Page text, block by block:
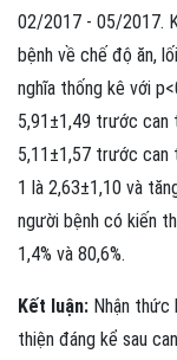
02/2017 - 05/2017.
bệnh về chế độ ăn,
nghĩa thống kê với
5,91±1,49 trước can
5,11±1,57 trước can
1 là 2,63±1,10 và
người bệnh có kiến
1,4% và 80,6%.
Kết luận: Nhận
thiện đáng kể sau